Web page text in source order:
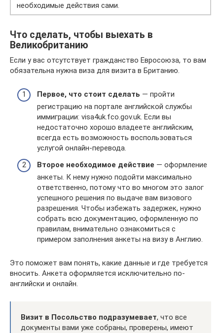
необходимые действия сами.
Что сделать, чтобы выехать в
Великобританию
Если у вас отсутствует гражданство Евросоюза, то вам
обязательна нужна виза для визита в Британию.
Первое, что стоит сделать — пройти
регистрацию на портале английской службы
иммиграции: visa4uk.fco.gov.uk. Если вы
недостаточно хорошо владеете английским,
всегда есть возможность воспользоваться
услугой онлайн-перевода.
Второе необходимое действие — оформление
анкеты. К нему нужно подойти максимально
ответственно, потому что во многом это залог
успешного решения по выдаче вам визового
разрешения. Чтобы избежать задержек, нужно
собрать всю документацию, оформленную по
правилам, внимательно ознакомиться с
примером заполнения анкеты на визу в Англию.
Это поможет вам понять, какие данные и где требуется
вносить. Анкета оформляется исключительно по-
английски и онлайн.
Визит в Посольство подразумевает, что все
документы вами уже собраны, проверены, имеют